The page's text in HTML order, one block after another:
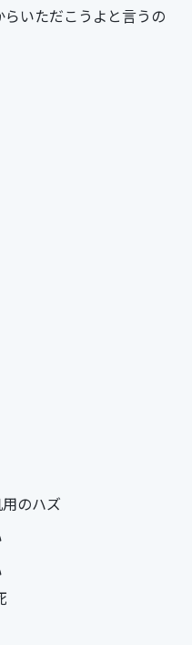
いただこうよと言うの
のハズ